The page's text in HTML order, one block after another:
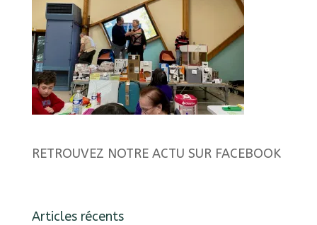
RETROUVEZ NOTRE ACTU SUR FACEBOOK
Articles récents